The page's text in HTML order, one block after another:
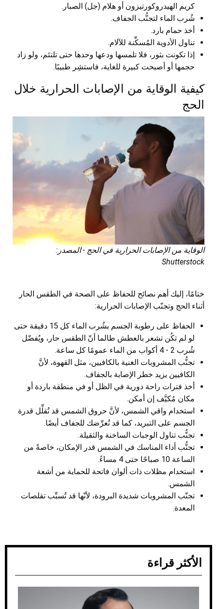
كريم الهيدروكورتيزون أو هلام (جل) الصبار.
شُرب الماء لتجنُّب الجفاف.
أخذ حمام بارد.
تناول الأدوية المُسكِّنة للآلام.
إذا تكونت بثور، فلا تلمسها ودعها وحدها حتى تلتئم، ولو زاد
حجمها أو أصبحت كبيرة للغاية، فاستشِر طبيبًا.
كيفية الوقاية من الإصابات الحرارية خلال
الحج
الوقاية من الإصابات الحرارية في الحج - المصدر:
Shutterstock
ختامًا، إليك أهم نصائح للحفاظ على الصحة في الطقس الحار
أثناء الحج وتجنّب الإصابات الحرارية:
الحفاظ على رطوبة الجسم بشُرب الماء كل 15 دقيقة حتى
لو لم تكُن تشعر بالعطش طالما أنّ الطقس حار، ويُفضّل
شُرب 2 - 4 أكواب من الماء عمومًا كل ساعة.
تجنُّب المشروبات الغنية بالكافيين، مثل القهوة، لأنَّ
الكافيين يزيد خطر الإصابة بالجفاف.
أخذ فترات راحة دورية في الظل أو في منطقة باردة أو
مكان مُكيَّف إن أمكن.
استخدام واقي الشمس، لأنَّ حروق الشمس قد تُقلِّل قدرة
الجسم على التبريد، كما قد تُعرِّضك للجفاف أيضًا.
تجنُّب تناول الوجبات الساخنة والثقيلة.
تجنُّب أداء المناسك في الشمس قدر الإمكان، خاصةً من
الساعة 10 صباحًا حتى 4 مساءً.
استخدام مظلات ذات ألوان فاتحة للحماية من أشعة
الشمس.
تجنّب المشروبات شديدة البرودة، لأنّها قد تُسبِّب تقلصات
المعدة.
الأكثر قراءة